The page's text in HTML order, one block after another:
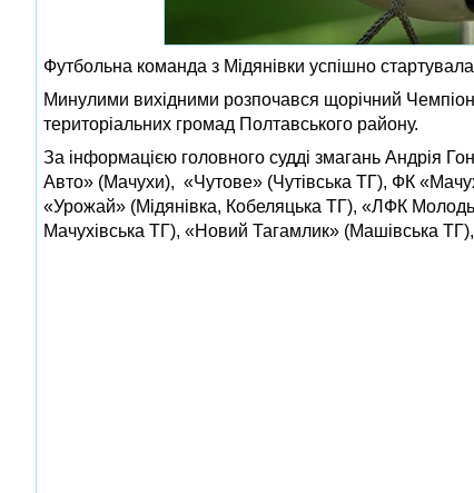
Футбольна команда з Мідянівки успішно
Минулими вихідними розпочався щорічний
територіальних громад Полтавського району.
За інформацією головного судді змагань Андрія
Авто» (Мачухи), «Чутове» (Чутівська ТГ), ФК
«Урожай» (Мідянівка, Кобеляцька ТГ), «ЛФК
Мачухівська ТГ), «Новий Тагамлик» (Машівська